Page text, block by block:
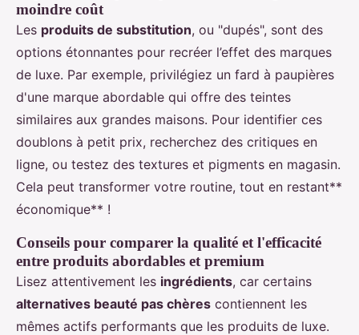
moindre coût
Les produits de substitution, ou "dupés", sont des
options étonnantes pour recréer l’effet des marques
de luxe. Par exemple, privilégiez un fard à paupières
d'une marque abordable qui offre des teintes
similaires aux grandes maisons. Pour identifier ces
doublons à petit prix, recherchez des critiques en
ligne, ou testez des textures et pigments en magasin.
Cela peut transformer votre routine, tout en restant**
économique** !
Conseils pour comparer la qualité et l'efficacité
entre produits abordables et premium
Lisez attentivement les ingrédients, car certains
alternatives beauté pas chères contiennent les
mêmes actifs performants que les produits de luxe.